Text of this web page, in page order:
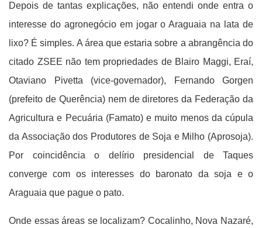
Depois de tantas explicações, não entendi onde entra o
interesse do agronegócio em jogar o Araguaia na lata de
lixo? É simples. A área que estaria sobre a abrangência do
citado ZSEE não tem propriedades de Blairo Maggi, Eraí,
Otaviano Pivetta (vice-governador), Fernando Gorgen
(prefeito de Querência) nem de diretores da Federação da
Agricultura e Pecuária (Famato) e muito menos da cúpula
da Associação dos Produtores de Soja e Milho (Aprosoja).
Por coincidência o delírio presidencial de Taques
converge com os interesses do baronato da soja e o
Araguaia que pague o pato.
Onde essas áreas se localizam? Cocalinho, Nova Nazaré,